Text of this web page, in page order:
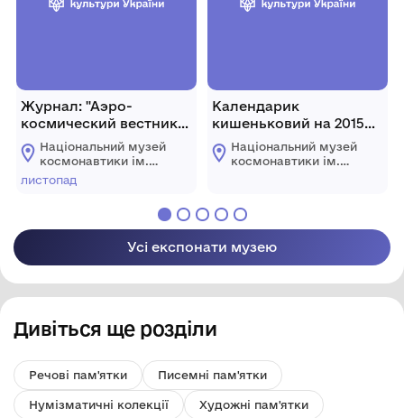
Журнал: "Аэро-
космический вестник"
№44 (133), 4-10
листопада 2003 р.,
Україна, м. Київ, 48 с.
Національний музей
космонавтики ім.
Житомирської
листопад
Календарик
кишеньковий на 2015
рік, присвячений
проекту "Марс-500".
РАН
Національний музей
космонавтики ім.
Усі експонати музею
Дивіться ще розділи
Речові пам'ятки Писемні пам'ятки
Нумізматичні колекції Художні пам'ятки